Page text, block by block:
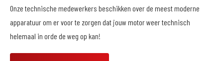
Onze technische medewerkers beschikken over de meest moderne
apparatuur om er voor te zorgen dat jouw motor weer technisch
helemaal in orde de weg op kan!